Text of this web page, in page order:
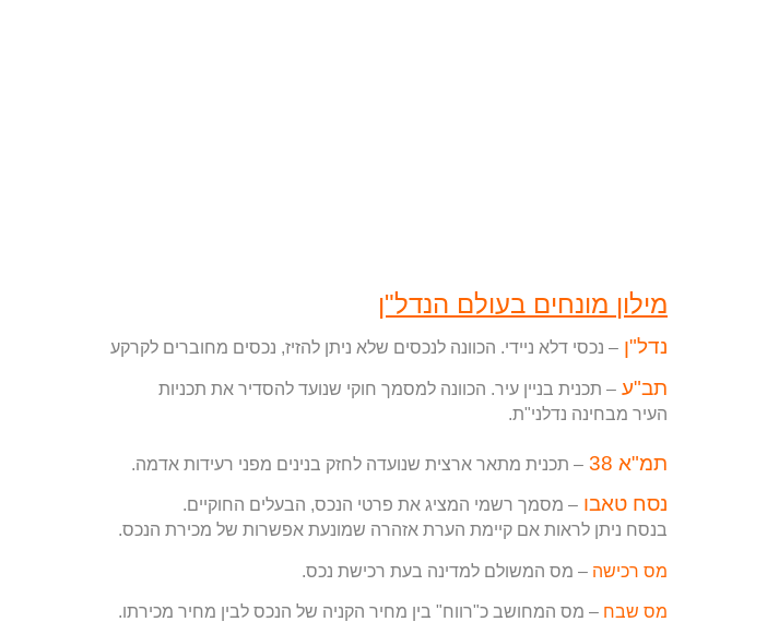
מילון מונחים בעולם הנדל"ן
נדל"ן – נכסי דלא ניידי. הכוונה לנכסים שלא ניתן להזיז, נכסים מחוברים לקרקע
תב"ע – תכנית בניין עיר. הכוונה למסמך חוקי שנועד להסדיר את תכניות
העיר מבחינה נדלני"ת.
תמ"א 38 – תכנית מתאר ארצית שנועדה לחזק בנינים מפני רעידות אדמה.
נסח טאבו – מסמך רשמי המציג את פרטי הנכס, הבעלים החוקיים.
בנסח ניתן לראות אם קיימת הערת אזהרה שמונעת אפשרות של מכירת הנכס.
מס רכישה – מס המשולם למדינה בעת רכישת נכס.
מס שבח – מס המחושב כ"רווח" בין מחיר הקניה של הנכס לבין מחיר מכירתו.